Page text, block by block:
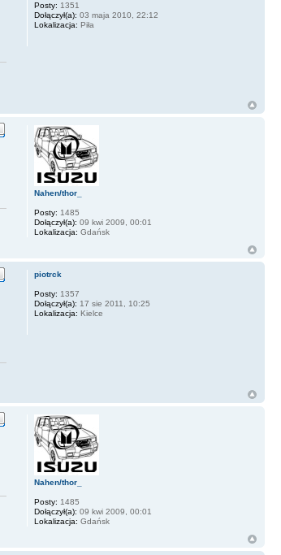
Posty: 1351
Dołączył(a): 03 maja 2010, 22:12
Lokalizacja: Piła
Nahen/thor_
Posty: 1485
Dołączył(a): 09 kwi 2009, 00:01
Lokalizacja: Gdańsk
piotrck
Posty: 1357
Dołączył(a): 17 sie 2011, 10:25
Lokalizacja: Kielce
Nahen/thor_
Posty: 1485
Dołączył(a): 09 kwi 2009, 00:01
Lokalizacja: Gdańsk